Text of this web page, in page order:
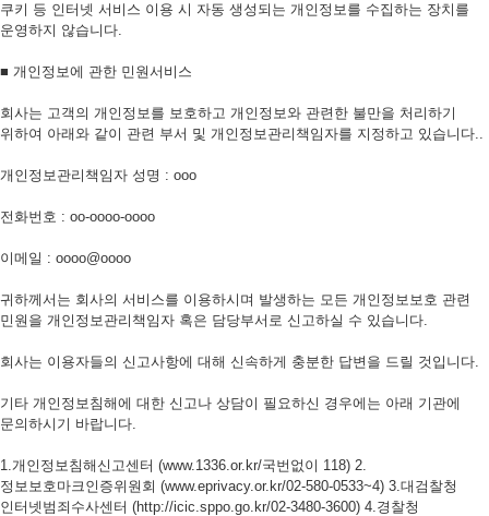
쿠키 등 인터넷 서비스 이용 시 자동 생성되는 개인정보를 수집하는 장치를
운영하지 않습니다.
■ 개인정보에 관한 민원서비스
회사는 고객의 개인정보를 보호하고 개인정보와 관련한 불만을 처리하기
위하여 아래와 같이 관련 부서 및 개인정보관리책임자를 지정하고 있습니다..
개인정보관리책임자 성명 : ooo
전화번호 : oo-oooo-oooo
이메일 : oooo@oooo
귀하께서는 회사의 서비스를 이용하시며 발생하는 모든 개인정보보호 관련
민원을 개인정보관리책임자 혹은 담당부서로 신고하실 수 있습니다.
회사는 이용자들의 신고사항에 대해 신속하게 충분한 답변을 드릴 것입니다.
기타 개인정보침해에 대한 신고나 상담이 필요하신 경우에는 아래 기관에
문의하시기 바랍니다.
1.개인정보침해신고센터 (www.1336.or.kr/국번없이 118) 2.
정보보호마크인증위원회 (www.eprivacy.or.kr/02-580-0533~4) 3.대검찰청
인터넷범죄수사센터 (http://icic.sppo.go.kr/02-3480-3600) 4.경찰청